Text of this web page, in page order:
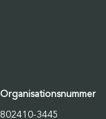
Organisationsnummer
802410-3445